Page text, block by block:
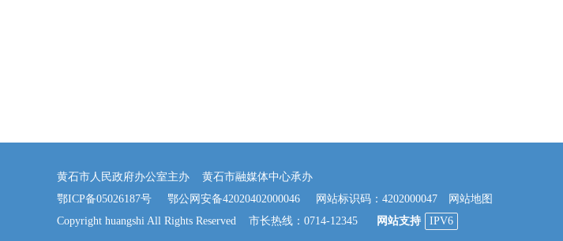
黄石市人民政府办公室主办 黄石市融媒体中心承办
鄂ICP备05026187号
鄂公网安备42020402000046 网站标识码：4202000047
网站地图
Copyright huangshi All Rights Reserved 市长热线：0714-12345
网站支持 IPV6